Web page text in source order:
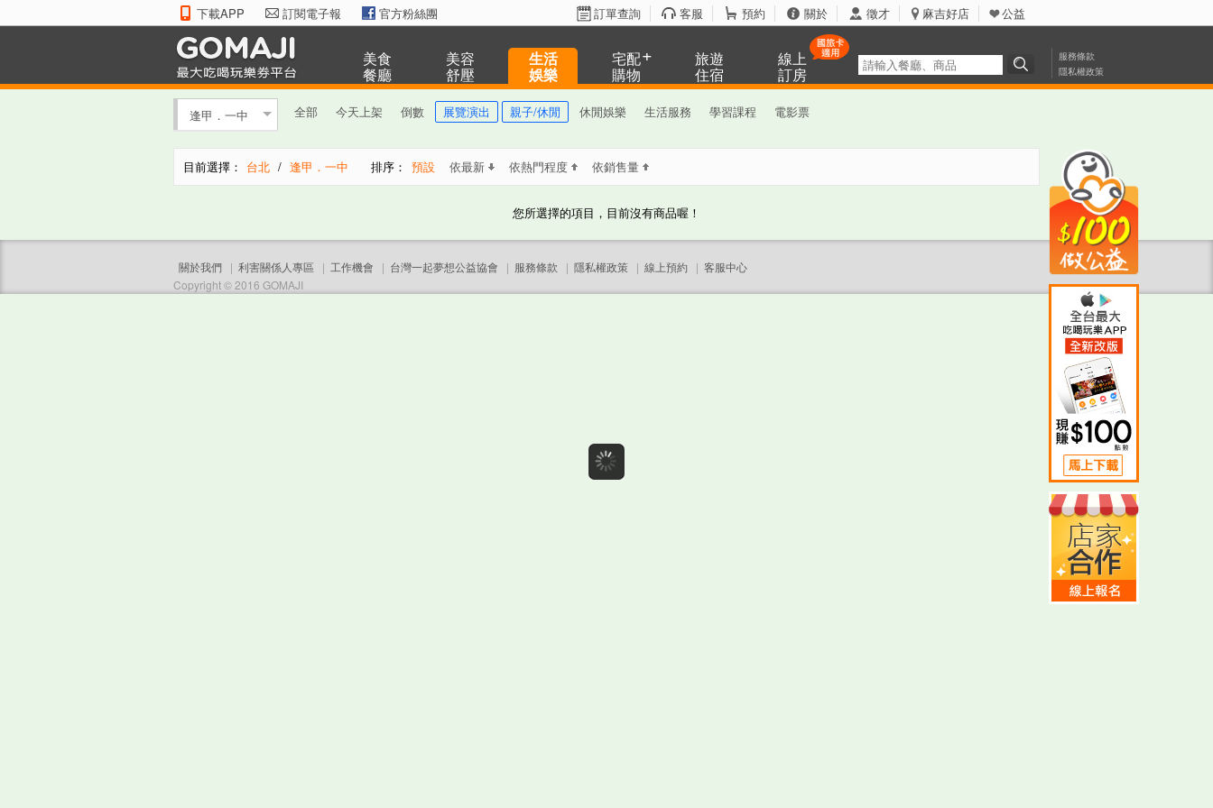
下載APP 訂閱電子報 官方粉絲團 訂單查詢 客服 預約 關於 徵才 麻吉好店 公益
美食
餐廳
美容
舒壓
生活
娛樂
宅配
購物
旅遊
住宿
線上
訂房
服務條款
隱私權政策
逢甲．一中 全部 今天上架 倒數 展覽演出 親子/休閒 休閒娛樂 生活服務 學習課程 電影票
目前選擇： 台北 / 逢甲．一中 排序： 預設 依最新 依熱門程度 依銷售量
您所選擇的項目，目前沒有商品喔！
關於我們 | 利害關係人專區 | 工作機會 | 台灣一起夢想公益協會 | 服務條款 | 隱私權政策 | 線上預約 | 客服中心
Copyright © 2016 GOMAJI